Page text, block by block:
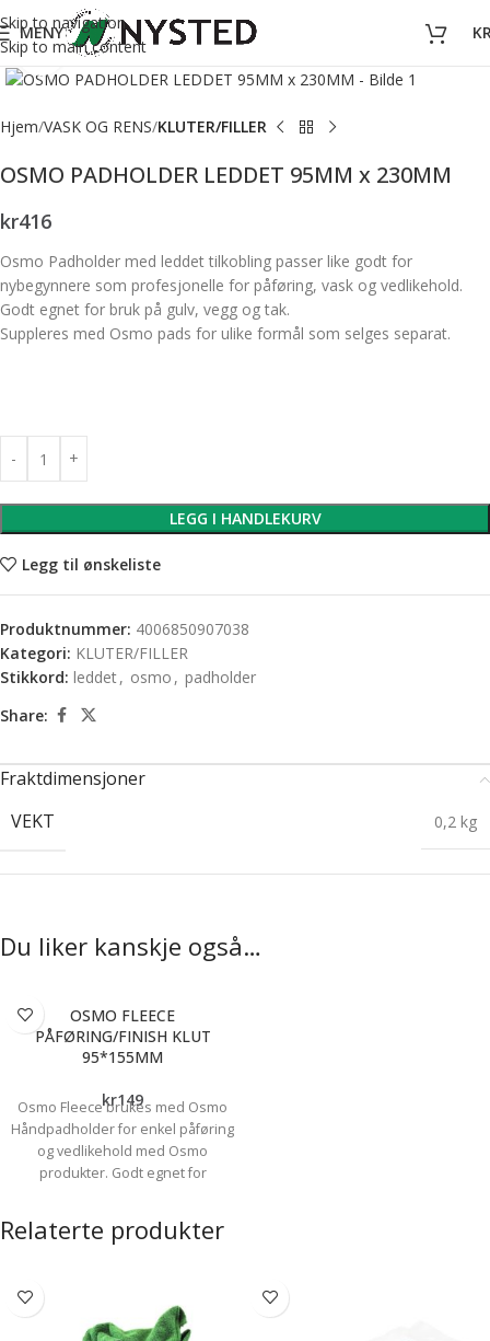
Skip to navigation
Skip to main content
MENY
Forstørr bilde
Hjem VASK OG RENS KLUTER/FILLER
OSMO PADHOLDER LEDDET 95MM x 230MM
kr416
Osmo Padholder med leddet tilkobling passer like godt for
nybegynnere som profesjonelle for påføring, vask og vedlikehold.
Godt egnet for bruk på gulv, vegg og tak.
Suppleres med Osmo pads for ulike formål som selges separat.
LEGG I HANDLEKURV
Legg til ønskeliste
Produktnummer: 4006850907038
Kategori: KLUTER/FILLER
Stikkord: leddet, osmo , padholder
Share:
Fraktdimensjoner
VEKT
0,2 kg
Du liker kanskje også…
OSMO FLEECE
PÅFØRING/FINISH KLUT
95*155MM
kr149
Osmo Fleece brukes med Osmo
Håndpadholder for enkel påføring
og vedlikehold med Osmo
produkter. Godt egnet for
håndpadholder. Mål: 95 x 155 mm
Relaterte produkter